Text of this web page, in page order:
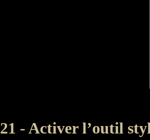
21 - Activer l’outil